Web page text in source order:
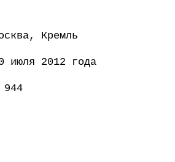
Кремль
июля 2012 года
944